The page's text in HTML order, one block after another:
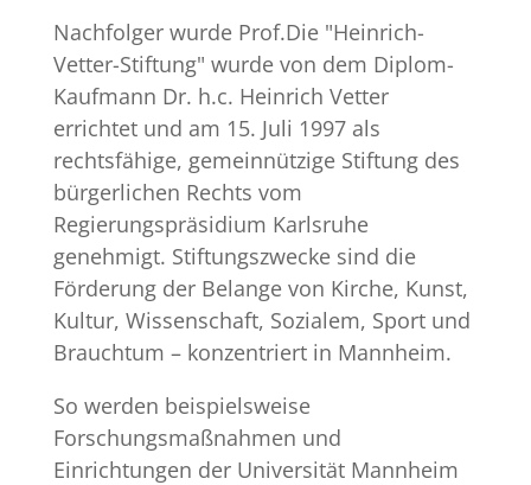
Nachfolger wurde Prof.Die "Heinrich-
Vetter-Stiftung" wurde von dem Diplom-
Kaufmann Dr. h.c. Heinrich Vetter
errichtet und am 15. Juli 1997 als
rechtsfähige, gemeinnützige Stiftung des
bürgerlichen Rechts vom
Regierungspräsidium Karlsruhe
genehmigt. Stiftungszwecke sind die
Förderung der Belange von Kirche, Kunst,
Kultur, Wissenschaft, Sozialem, Sport und
Brauchtum – konzentriert in Mannheim.
So werden beispielsweise
Forschungsmaßnahmen und
Einrichtungen der Universität Mannheim